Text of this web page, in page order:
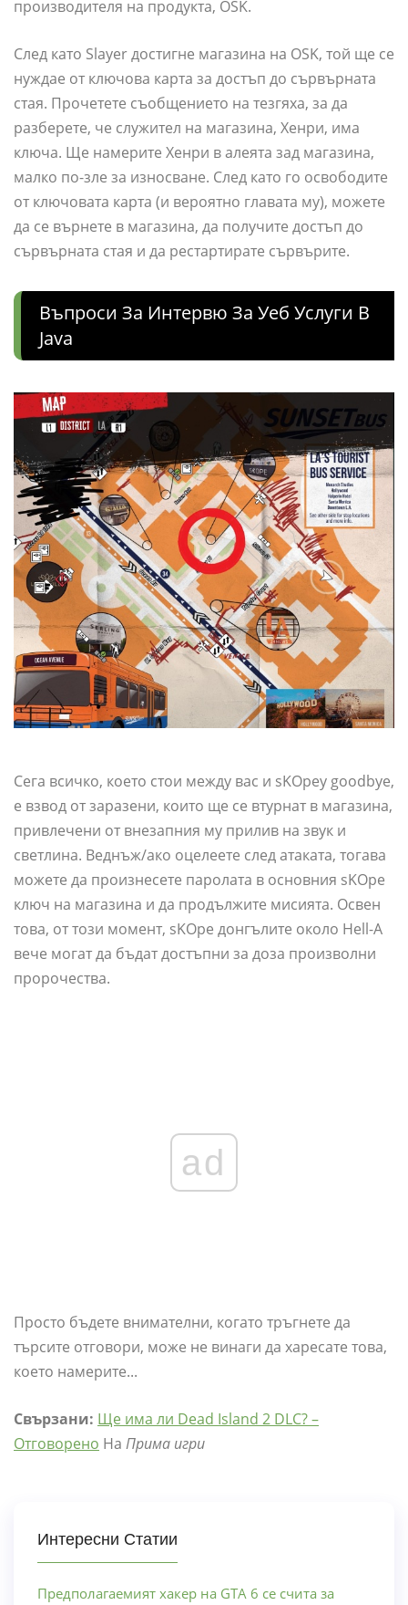
производителя на продукта, OSK.
След като Slayer достигне магазина на OSK, той ще се
нуждае от ключова карта за достъп до сървърната
стая. Прочетете съобщението на тезгяха, за да
разберете, че служител на магазина, Хенри, има
ключа. Ще намерите Хенри в алеята зад магазина,
малко по-зле за износване. След като го освободите
от ключовата карта (и вероятно главата му), можете
да се върнете в магазина, да получите достъп до
сървърната стая и да рестартирате сървърите.
Въпроси За Интервю За Уеб Услуги В
Java
Сега всичко, което стои между вас и sKOpey goodbye,
е взвод от заразени, които ще се втурнат в магазина,
привлечени от внезапния му прилив на звук и
светлина. Веднъж/ако оцелеете след атаката, тогава
можете да произнесете паролата в основния sKOpe
ключ на магазина и да продължите мисията. Освен
това, от този момент, sKOpe донгълите около Hell-A
вече могат да бъдат достъпни за доза произволни
пророчества.
ad
Просто бъдете внимателни, когато тръгнете да
търсите отговори, може не винаги да харесате това,
което намерите...
Свързани: Ще има ли Dead Island 2 DLC? –
Отговорено На Прима игри
Интересни Статии
Предполагаемият хакер на GTA 6 се счита за